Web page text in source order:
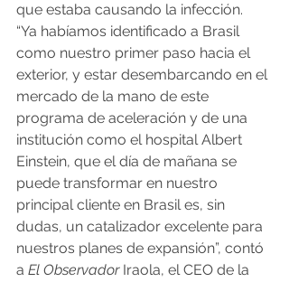
que estaba causando la infección.
“Ya habíamos identificado a Brasil
como nuestro primer paso hacia el
exterior, y estar desembarcando en el
mercado de la mano de este
programa de aceleración y de una
institución como el hospital Albert
Einstein, que el día de mañana se
puede transformar en nuestro
principal cliente en Brasil es, sin
dudas, un catalizador excelente para
nuestros planes de expansión”, contó
a El Observador Iraola, el CEO de la